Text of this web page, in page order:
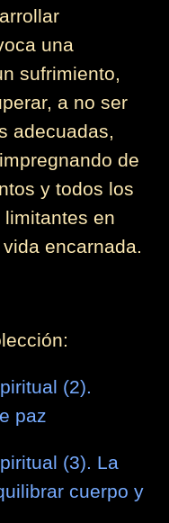
una
sufrimiento,
a no ser
adecuadas,
de
y todos los
en
encarnada.
(2).
paz
(3). La
cuerpo y